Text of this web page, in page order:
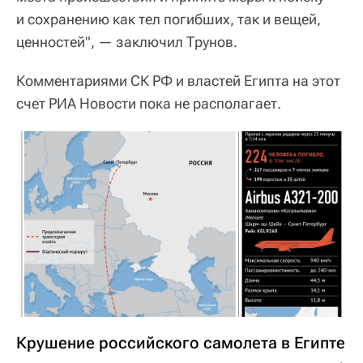
и сохранению как тел погибших, так и вещей,
ценностей", — заключил Трунов.
Комментариями СК РФ и властей Египта на этот
счет РИА Новости пока не располагает.
Крушение российского самолета в Египте